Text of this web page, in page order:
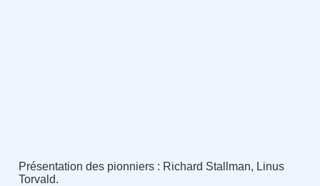
Présentation des pionniers : Richard Stallman, Linus
Torvald.